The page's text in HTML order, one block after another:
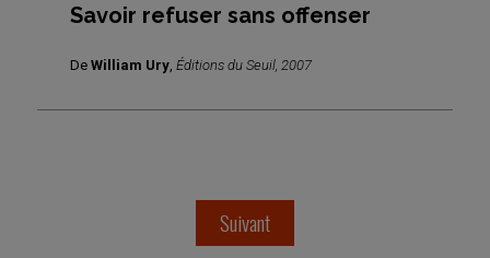
Savoir refuser sans offenser
De William Ury, Éditions du Seuil, 2007
Suivant